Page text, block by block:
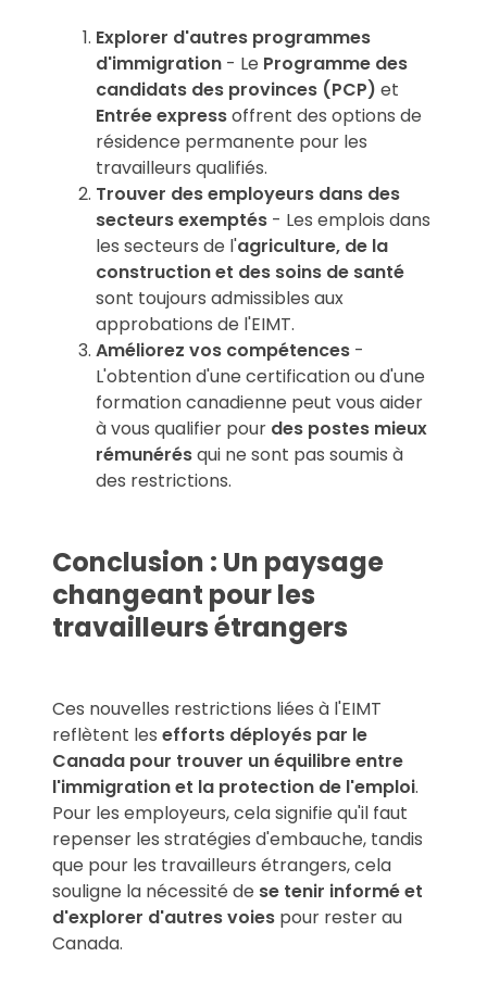
Explorer d'autres programmes
d'immigration - Le Programme des
candidats des provinces (PCP) et
Entrée expressoffrent des options de
résidence permanente pour les
travailleurs qualifiés.
Trouver des employeurs dans des
secteurs exemptés - Les emplois dans
les secteurs de l'agriculture, de la
construction et des soins de santé
sont toujours admissibles aux
approbations de l'EIMT.
Améliorez vos compétences -
L'obtention d'une certification ou d'une
formation canadienne peut vous aider
à vous qualifier pour des postes mieux
rémunérésqui ne sont pas soumis à
des restrictions.
Conclusion : Un paysage
changeant pour les
travailleurs étrangers
Ces nouvelles restrictions liées à l'EIMT
reflètent les efforts déployés par le
Canada pour trouver un équilibre entre
l'immigration et la protection de l'emploi.
Pour les employeurs, cela signifie qu'il faut
repenser les stratégies d'embauche, tandis
que pour les travailleurs étrangers, cela
souligne la nécessité de se tenir informé et
d'explorer d'autres voies pour rester au
Canada.